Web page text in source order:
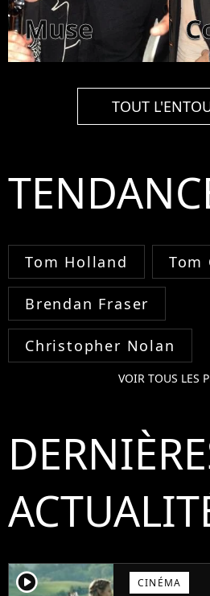
Muse
TOUT
Tom Holland Tom
Brendan Fraser
Christopher Nolan
VOIR TOUS LES
player2 CINÉMA